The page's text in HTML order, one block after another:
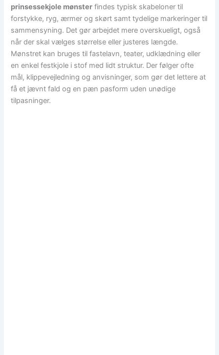
prinsessekjole mønster findes typisk skabeloner til
forstykke, ryg, ærmer og skørt samt tydelige markeringer til
sammensyning. Det gør arbejdet mere overskueligt, også
når der skal vælges størrelse eller justeres længde.
Mønstret kan bruges til fastelavn, teater, udklædning eller
en enkel festkjole i stof med lidt struktur. Der følger ofte
mål, klippevejledning og anvisninger, som gør det lettere at
få et jævnt fald og en pæn pasform uden unødige
tilpasninger.